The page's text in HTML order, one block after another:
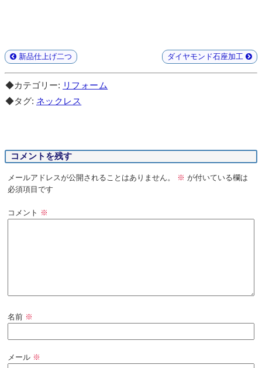
新品仕上げ二つ ダイヤモンド石座加工
◆カテゴリー: リフォーム
◆タグ: ネックレス
コメントを残す
メールアドレスが公開されることはありません。 ※ が付いている欄は
必須項目です
コメント ※
名前 ※
メール ※